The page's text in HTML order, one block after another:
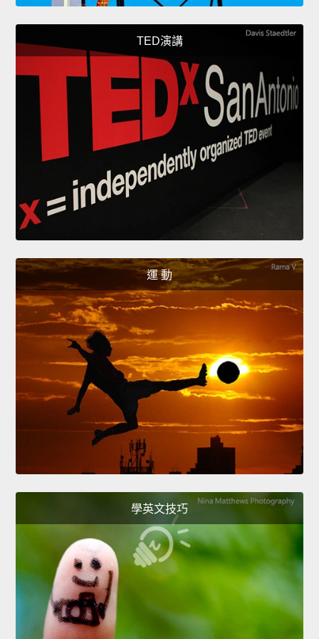
TED演講
運 動
學英文技巧